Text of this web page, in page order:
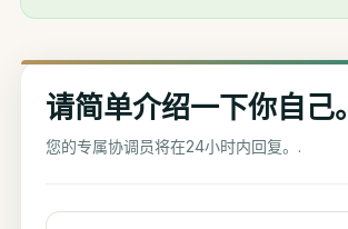
请简单介绍一下你自己。
您的专属协调员将在24小时内回复。.